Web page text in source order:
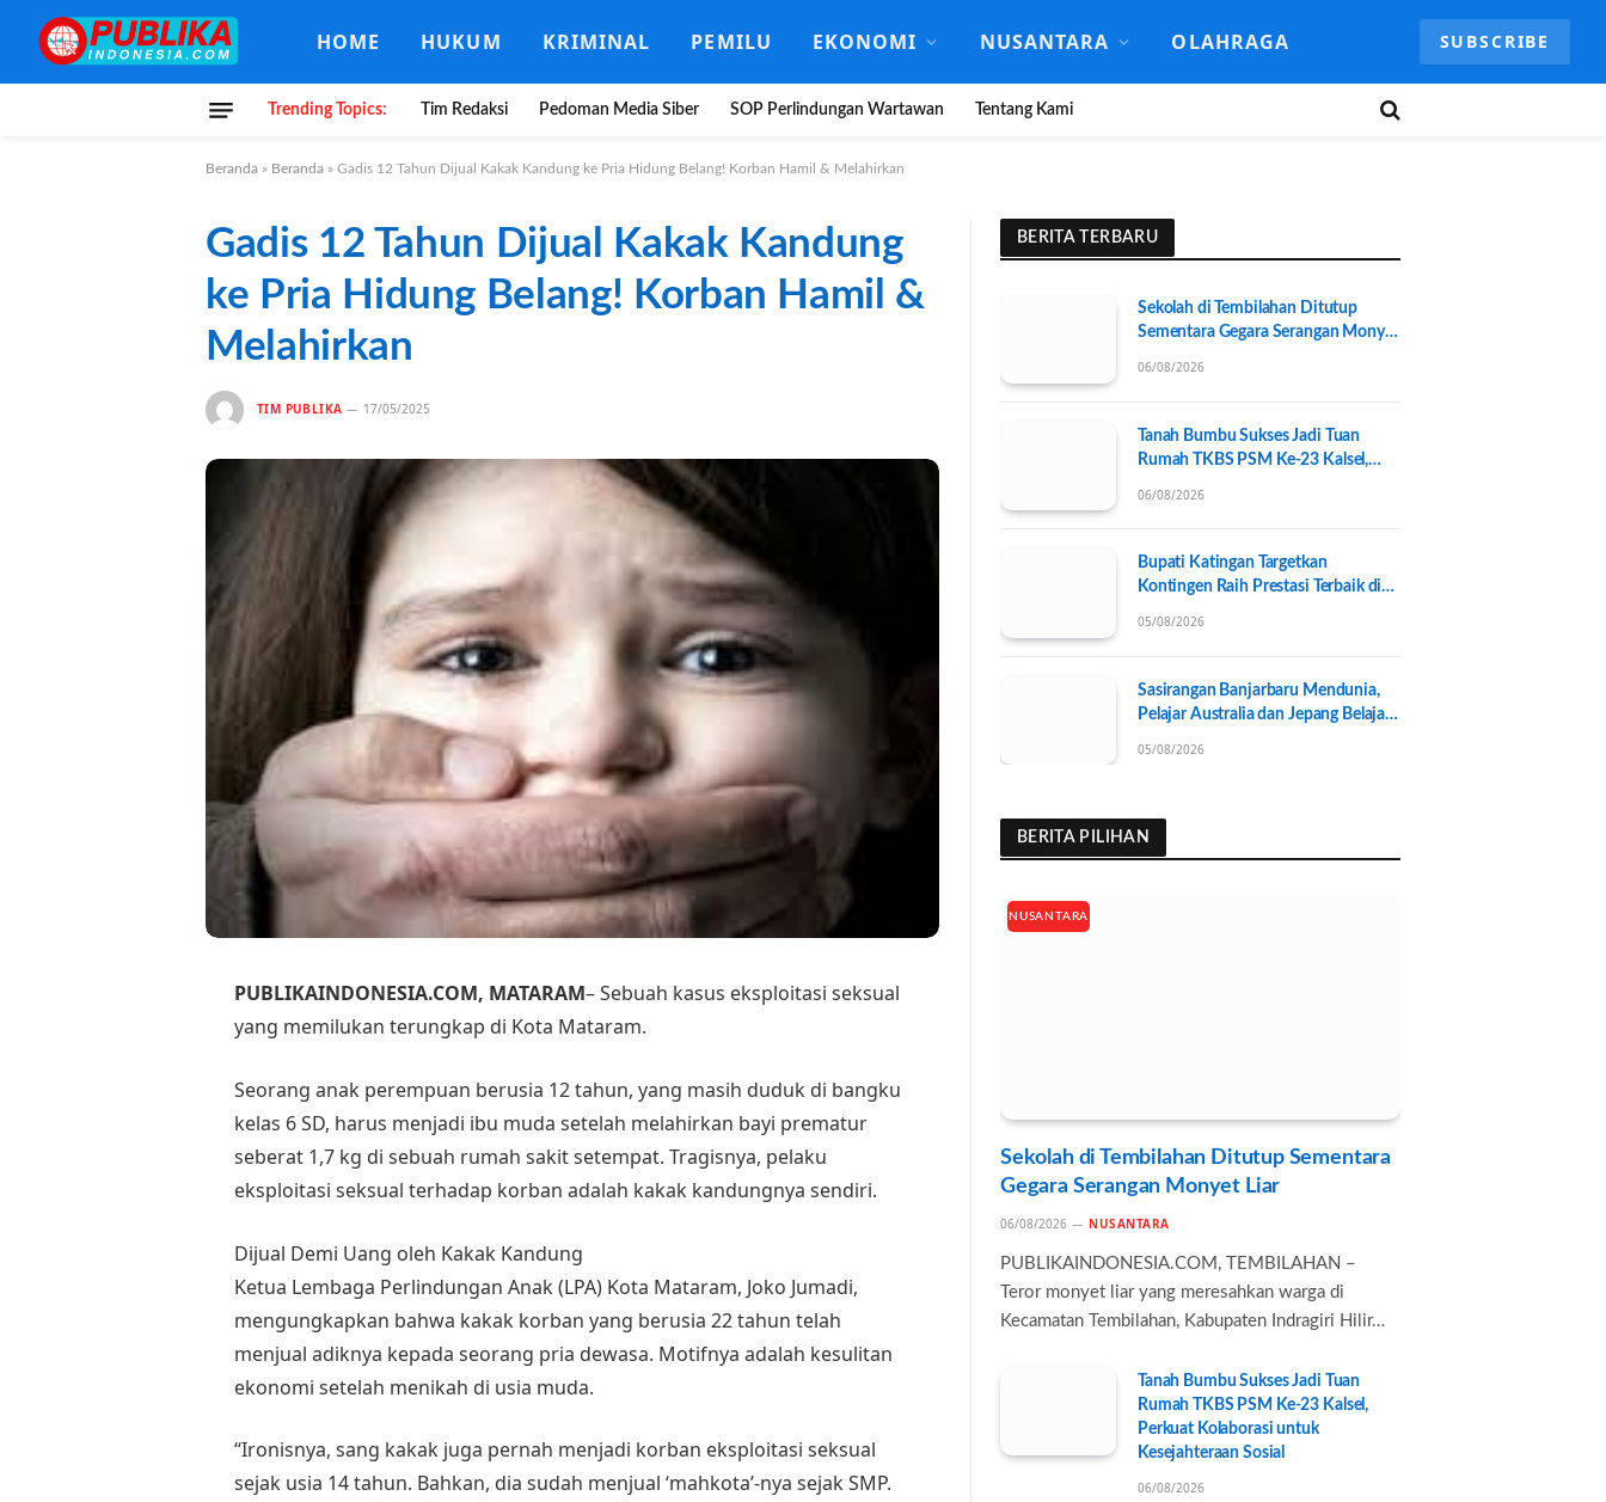
HOME HUKUM KRIMINAL PEMILU EKONOMI NUSANTARA OLAHRAGA SUBSCRIBE
Trending Topics: Tim Redaksi Pedoman Media Siber SOP Perlindungan Wartawan Tentang Kami
Beranda » Beranda » Gadis 12 Tahun Dijual Kakak Kandung ke Pria Hidung Belang! Korban Hamil & Melahirkan
Gadis 12 Tahun Dijual Kakak Kandung
ke Pria Hidung Belang! Korban Hamil &
Melahirkan
TIM PUBLIKA 17/05/2025
PUBLIKAINDONESIA.COM, MATARAM– Sebuah kasus eksploitasi seksual
yang memilukan terungkap di Kota Mataram.
Seorang anak perempuan berusia 12 tahun, yang masih duduk di bangku
kelas 6 SD, harus menjadi ibu muda setelah melahirkan bayi prematur
seberat 1,7 kg di sebuah rumah sakit setempat. Tragisnya, pelaku
eksploitasi seksual terhadap korban adalah kakak kandungnya sendiri.
Dijual Demi Uang oleh Kakak Kandung
Ketua Lembaga Perlindungan Anak (LPA) Kota Mataram, Joko Jumadi,
mengungkapkan bahwa kakak korban yang berusia 22 tahun telah
menjual adiknya kepada seorang pria dewasa. Motifnya adalah kesulitan
ekonomi setelah menikah di usia muda.
“Ironisnya, sang kakak juga pernah menjadi korban eksploitasi seksual
sejak usia 14 tahun. Bahkan, dia sudah menjual ‘mahkota’-nya sejak SMP.
BERITA TERBARU
Sekolah di Tembilahan Ditutup
Sementara Gegara Serangan Monyet
06/08/2026
Tanah Bumbu Sukses Jadi Tuan
Rumah TKBS PSM Ke-23 Kalsel,
06/08/2026
Bupati Katingan Targetkan
Kontingen Raih Prestasi Terbaik di
05/08/2026
Sasirangan Banjarbaru Mendunia,
Pelajar Australia dan Jepang Belajar
05/08/2026
BERITA PILIHAN
NUSANTARA
Sekolah di Tembilahan Ditutup Sementara
Gegara Serangan Monyet Liar
06/08/2026 NUSANTARA
PUBLIKAINDONESIA.COM, TEMBILAHAN –
Teror monyet liar yang meresahkan warga di
Kecamatan Tembilahan, Kabupaten Indragiri Hilir…
Tanah Bumbu Sukses Jadi Tuan
Rumah TKBS PSM Ke-23 Kalsel,
Perkuat Kolaborasi untuk
Kesejahteraan Sosial
06/08/2026